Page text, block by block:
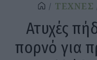
ΤΕΧΝΕΣ
Ατυχές
πορνό για